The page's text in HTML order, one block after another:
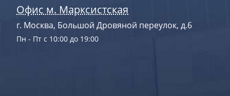
Офис м. Марксистская
г. Москва, Большой Дровяной переулок, д.6
Пн - Пт с 10:00 до 19:00